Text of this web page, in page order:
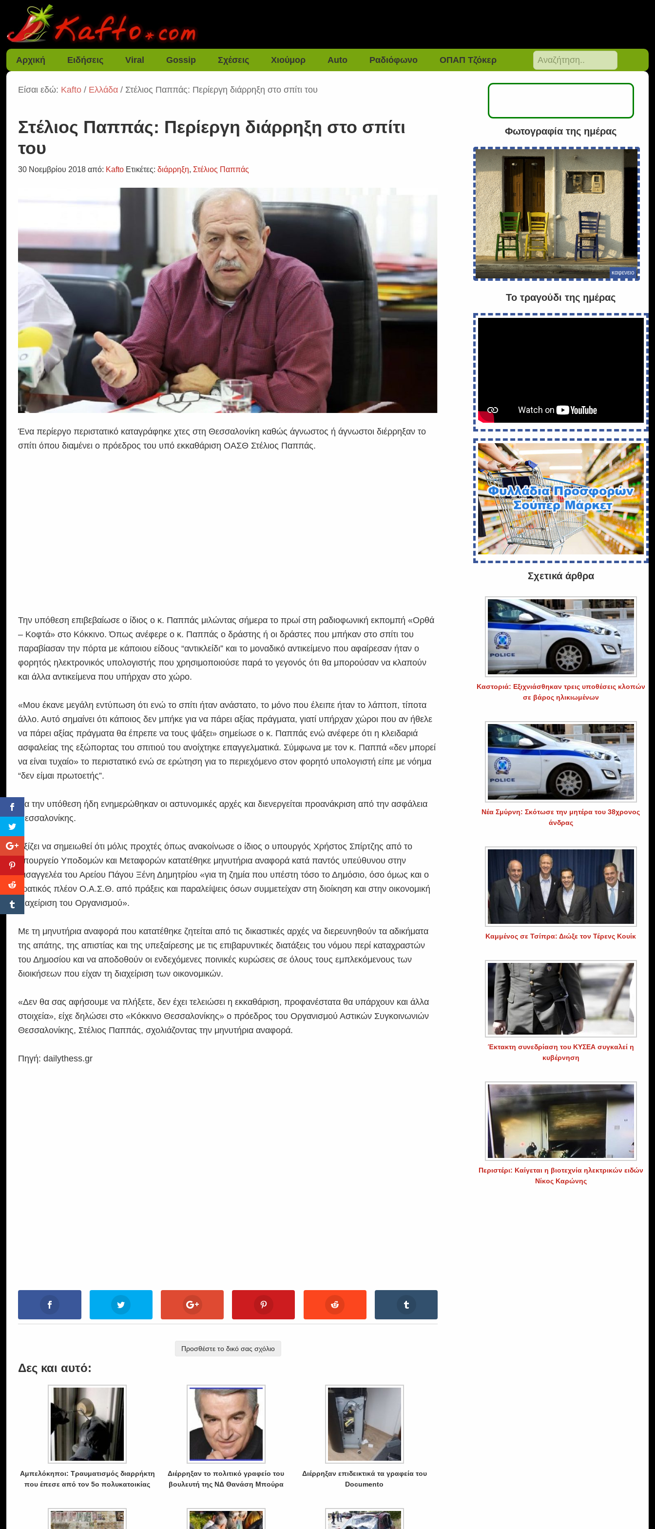
Αρχική Ειδήσεις Viral Gossip Σχέσεις Χιούμορ Auto Ραδιόφωνο ΟΠΑΠ Τζόκερ
Είσαι εδώ: Kafto / Ελλάδα / Στέλιος Παππάς: Περίεργη διάρρηξη στο σπίτι του
Στέλιος Παππάς: Περίεργη διάρρηξη στο σπίτι
του
30 Νοεμβρίου 2018 από: Kafto Ετικέτες:διάρρηξη, Στέλιος Παππάς
Ένα περίεργο περιστατικό καταγράφηκε χτες στη Θεσσαλονίκη καθώς άγνωστος ή άγνωστοι διέρρηξαν το
σπίτι όπου διαμένει ο πρόεδρος του υπό εκκαθάριση ΟΑΣΘ Στέλιος Παππάς.
Την υπόθεση επιβεβαίωσε ο ίδιος ο κ. Παππάς μιλώντας σήμερα το πρωί στη ραδιοφωνική εκπομπή «Ορθά
– Κοφτά» στο Κόκκινο. Όπως ανέφερε ο κ. Παππάς ο δράστης ή οι δράστες που μπήκαν στο σπίτι του
παραβίασαν την πόρτα με κάποιου είδους “αντικλείδι” και το μοναδικό αντικείμενο που αφαίρεσαν ήταν ο
φορητός ηλεκτρονικός υπολογιστής που χρησιμοποιούσε παρά το γεγονός ότι θα μπορούσαν να κλαπούν
και άλλα αντικείμενα που υπήρχαν στο χώρο.
«Μου έκανε μεγάλη εντύπωση ότι ενώ το σπίτι ήταν ανάστατο, το μόνο που έλειπε ήταν το λάπτοπ, τίποτα
άλλο. Αυτό σημαίνει ότι κάποιος δεν μπήκε για να πάρει αξίας πράγματα, γιατί υπήρχαν χώροι που αν ήθελε
να πάρει αξίας πράγματα θα έπρεπε να τους ψάξει» σημείωσε ο κ. Παππάς ενώ ανέφερε ότι η κλειδαριά
ασφαλείας της εξώπορτας του σπιτιού του ανοίχτηκε επαγγελματικά. Σύμφωνα με τον κ. Παππά «δεν μπορεί
να είναι τυχαίο» το περιστατικό ενώ σε ερώτηση για το περιεχόμενο στον φορητό υπολογιστή είπε με νόημα
“δεν είμαι πρωτοετής”.
Για την υπόθεση ήδη ενημερώθηκαν οι αστυνομικές αρχές και διενεργείται προανάκριση από την ασφάλεια
Θεσσαλονίκης.
Αξίζει να σημειωθεί ότι μόλις προχτές όπως ανακοίνωσε ο ίδιος ο υπουργός Χρήστος Σπίρτζης από το
υπουργείο Υποδομών και Μεταφορών κατατέθηκε μηνυτήρια αναφορά κατά παντός υπεύθυνου στην
Εισαγγελέα του Αρείου Πάγου Ξένη Δημητρίου «για τη ζημία που υπέστη τόσο το Δημόσιο, όσο όμως και ο
κρατικός πλέον Ο.Α.Σ.Θ. από πράξεις και παραλείψεις όσων συμμετείχαν στη διοίκηση και στην οικονομική
διαχείριση του Οργανισμού».
Με τη μηνυτήρια αναφορά που κατατέθηκε ζητείται από τις δικαστικές αρχές να διερευνηθούν τα αδικήματα
της απάτης, της απιστίας και της υπεξαίρεσης με τις επιβαρυντικές διατάξεις του νόμου περί καταχραστών
του Δημοσίου και να αποδοθούν οι ενδεχόμενες ποινικές κυρώσεις σε όλους τους εμπλεκόμενους των
διοικήσεων που είχαν τη διαχείριση των οικονομικών.
«Δεν θα σας αφήσουμε να πλήξετε, δεν έχει τελειώσει η εκκαθάριση, προφανέστατα θα υπάρχουν και άλλα
στοιχεία», είχε δηλώσει στο «Κόκκινο Θεσσαλονίκης» ο πρόεδρος του Οργανισμού Αστικών Συγκοινωνιών
Θεσσαλονίκης, Στέλιος Παππάς, σχολιάζοντας την μηνυτήρια αναφορά.
Πηγή: dailythess.gr
Προσθέστε το δικό σας σχόλιο
Δες και αυτό:
Αμπελόκηποι: Τραυματισμός διαρρήκτη
που έπεσε από τον 5ο πολυκατοικίας
Διέρρηξαν το πολιτικό γραφείο του
βουλευτή της ΝΔ Θανάση Μπούρα
Διέρρηξαν επιδεικτικά τα γραφεία του
Documento
Φωτογραφία της ημέρας
καφενειο
Το τραγούδι της ημέρας
Σχετικά άρθρα
Καστοριά: Εξιχνιάσθηκαν τρεις υποθέσεις κλοπών
σε βάρος ηλικιωμένων
Νέα Σμύρνη: Σκότωσε την μητέρα του 38χρονος
άνδρας
Καμμένος σε Τσίπρα: Διώξε τον Τέρενς Κουίκ
Έκτακτη συνεδρίαση του ΚΥΣΕΑ συγκαλεί η
κυβέρνηση
Περιστέρι: Καίγεται η βιοτεχνία ηλεκτρικών ειδών
Νίκος Καρώνης